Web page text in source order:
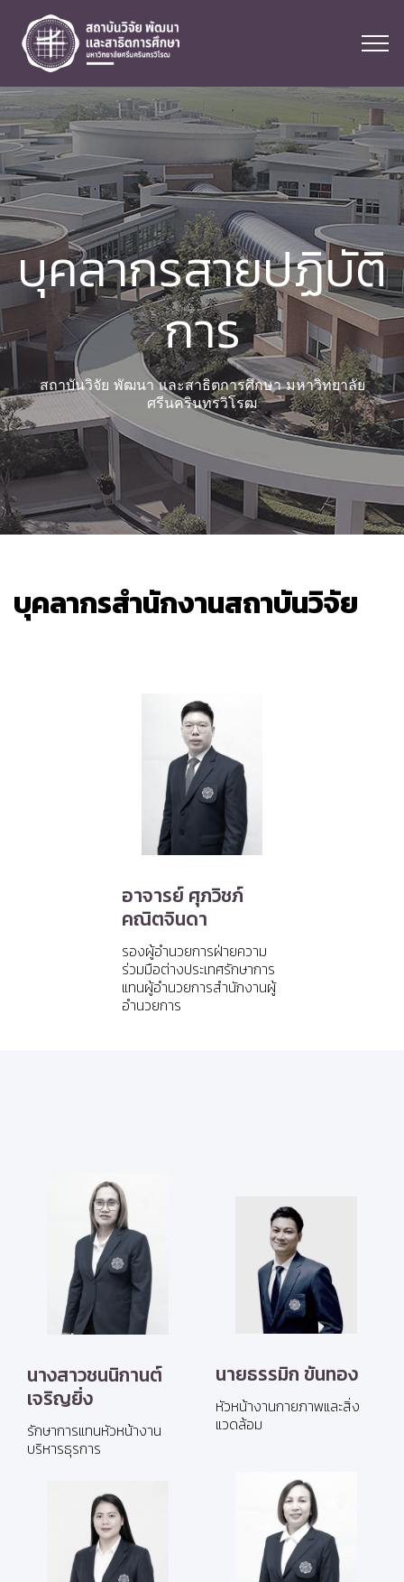
บุคลากรสายปฏิบัติ
การ
สถาบันวิจัย พัฒนา และสาธิตการศึกษา มหาวิทยาลัย
ศรีนครินทรวิโรฒ
บุคลากรสำนักงานสถาบันวิจัย
อาจารย์ ศุภวิชภ์
คณิตจินดา
รองผู้อำนวยการฝ่ายความ
ร่วมมือต่างประเทศรักษาการ
แทนผู้อำนวยการสำนักงานผู้
อำนวยการ
นางสาวชนนิกานต์
เจริญยิ่ง
รักษาการแทนหัวหน้างาน
บริหารธุรการ
นายธรรมิก ขันทอง
หัวหน้างานกายภาพและสิ่ง
แวดล้อม